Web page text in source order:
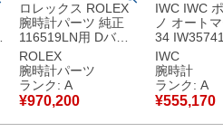
ロレックス ROLEX
腕時計パーツ 純正
116519LN用 Dバッ
クル K18WG ホワイ
トゴールド バックル
クラスプ 15mm幅対
応 K18WG 金無垢 ホ
ワイトゴールド 【中
古】中古美品
ROLEX
腕時計パーツ
ランク: A
¥970,200
IWC IWC
ノ オート
34
イヤ ピンク
ーマン レデ
時計自動巻
【中古】中
IWC
腕時計
ランク: A
¥555,170